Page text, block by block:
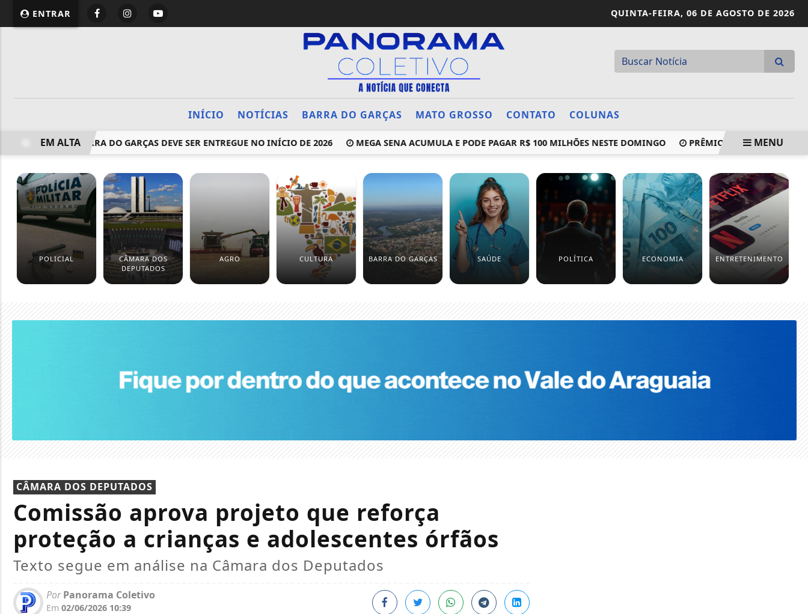
ENTRAR QUINTA-FEIRA, 06 DE AGOSTO DE 2026
INÍCIO NOTÍCIAS BARRA DO GARÇAS MATO GROSSO CONTATO COLUNAS
EM BARRA DO GARÇAS DEVE SER ENTREGUE NO INÍCIO DE 2026 MEGA SENA ACUMULA E PODE PAGAR R$ 100 MILHÕES NESTE DOMINGO PRÊMIO DE R$ 35 MILHÕES
EM ALTA MENU
POLICIAL
CÂMARA DOS
DEPUTADOS
AGRO CULTURA BARRA DO GARÇAS SAÚDE POLÍTICA ECONOMIA ENTRETENIMENTO
CÂMARA DOS DEPUTADOS
Comissão aprova projeto que reforça
proteção a crianças e adolescentes órfãos
Texto segue em análise na Câmara dos Deputados
PorPanorama Coletivo
Em 02/06/2026 10:39